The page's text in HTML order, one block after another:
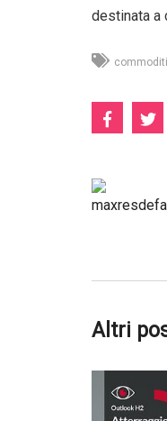
destinata a
Altri